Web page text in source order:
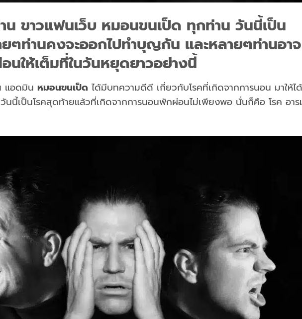
ขาวแฟนเว็บ หมอนขนเป็ด ทุกท่าน วันนี้เป็น
ๆท่านคงจะออกไปทำบุญกัน และหลายๆท่านอาจ
นให้เต็มที่ในวันหยุดยาวอย่างนี้
แอดมิน หมอนขนเป็ด ได้มีบทความดีดี เกี่ยวกับโรคที่เกิดจากการนอน มาให้ได้
นนี้เป็นโรคสุดท้ายแล้วที่เกิดจากการนอนพักผ่อนไม่เพียงพอ นั่นก็คือ โรค อา